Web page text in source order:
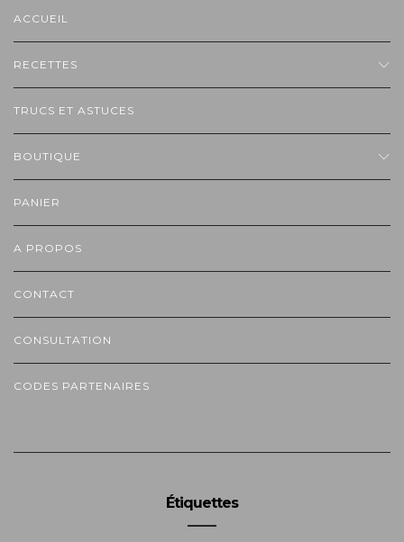
ACCUEIL
RECETTES
TRUCS ET ASTUCES
BOUTIQUE
PANIER
A PROPOS
CONTACT
CONSULTATION
CODES PARTENAIRES
Étiquettes